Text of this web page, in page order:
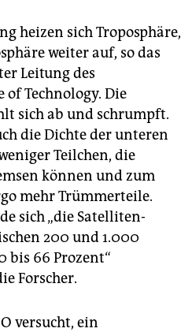
heizen sich Troposphäre,
weiter auf, so das
Leitung des
Technology. Die
sich ab und schrumpft.
die Dichte der unteren
Teilchen, die
können und zum
mehr Trümmerteile.
sich „die Satelliten-
200 und 1.000
bis 66 Prozent“
Forscher.
versucht, ein